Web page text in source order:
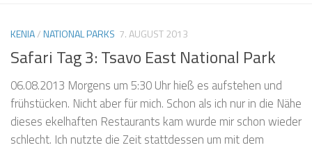
KENIA/NATIONAL PARKS 7. AUGUST 2013
Safari Tag 3: Tsavo East National Park
06.08.2013 Morgens um 5:30 Uhr hieß es aufstehen und
frühstücken. Nicht aber für mich. Schon als ich nur in die Nähe
dieses ekelhaften Restaurants kam wurde mir schon wieder
schlecht. Ich nutzte die Zeit stattdessen um mit dem